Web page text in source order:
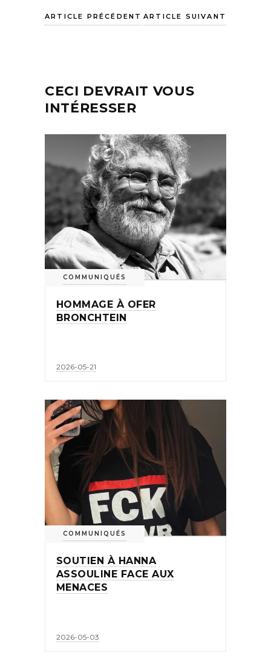
ARTICLE PRÉCÉDENT ARTICLE SUIVANT
CECI DEVRAIT VOUS
INTÉRESSER
COMMUNIQUÉS
HOMMAGE À OFER
BRONCHTEIN
2026-05-21
COMMUNIQUÉS
SOUTIEN À HANNA
ASSOULINE FACE AUX
MENACES
2026-05-03